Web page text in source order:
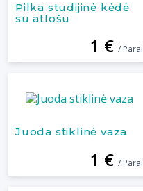
Pilka studijinė kėdė
su atlošu
1 € / Parai
Juoda stiklinė vaza
1 € / Parai